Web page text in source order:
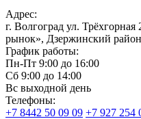
Адрес:
г. Волгоград ул.
рынок», Дзержинский район
График работы:
Пн-Пт 9:00 до 16:00
Сб 9:00 до 14:00
Вс выходной день
Телефоны:
+7 8442 50 09 09 +7 927 254